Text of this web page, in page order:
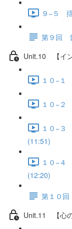
９−５
第９回
Unit.10 【イ
１０−１
１０−２
１０−３
(11:51)
１０−４
(12:20)
第１０
Unit.11 【心